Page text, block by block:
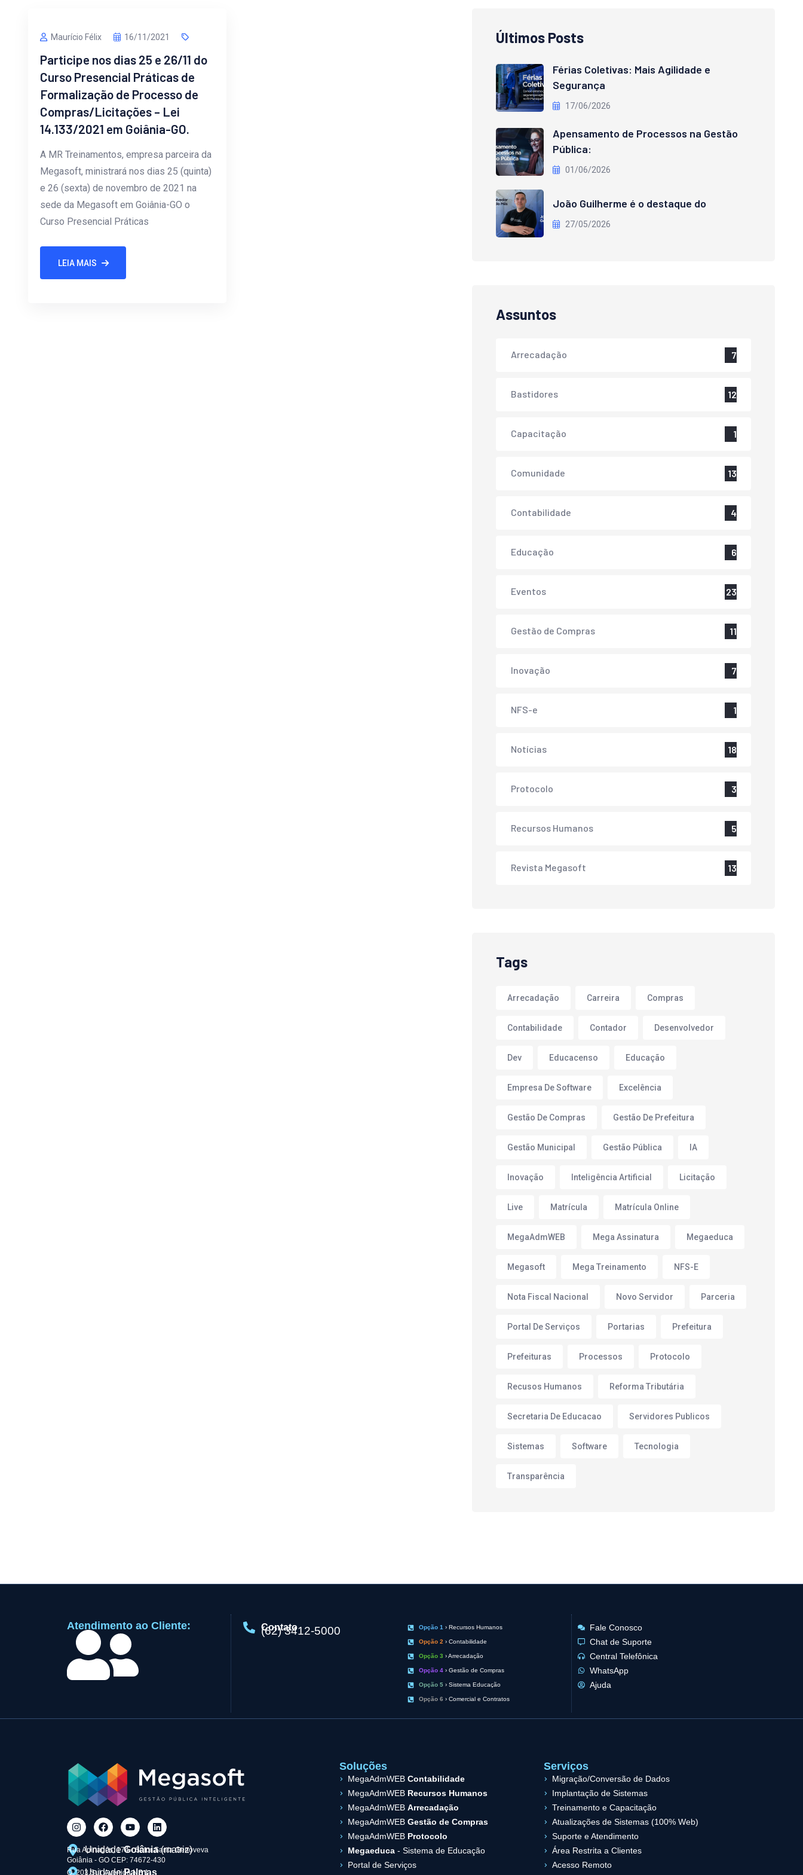
Maurício Félix 16/11/2021
Participe nos dias 25 e 26/11 do
Curso Presencial Práticas de
Formalização de Processo de
Compras/Licitações – Lei
14.133/2021 em Goiânia-GO.
A MR Treinamentos, empresa parceira da
Megasoft, ministrará nos dias 25 (quinta)
e 26 (sexta) de novembro de 2021 na
sede da Megasoft em Goiânia-GO o
Curso Presencial Práticas
LEIA MAIS
Últimos Posts
Férias Coletivas: Mais Agilidade e
Segurança
17/06/2026
Apensamento de Processos na Gestão
Pública:
01/06/2026
João Guilherme é o destaque do
27/05/2026
Assuntos
Arrecadação 7
Bastidores 12
Capacitação 1
Comunidade 13
Contabilidade 4
Educação 6
Eventos 23
Gestão de Compras 11
Inovação 7
NFS-e 1
Notícias 18
Protocolo 3
Recursos Humanos 5
Revista Megasoft 13
Tags
Arrecadação Carreira Compras
Contabilidade Contador Desenvolvedor
Dev Educacenso Educação
Empresa De Software Excelência
Gestão De Compras Gestão De Prefeitura
Gestão Municipal Gestão Pública IA
Inovação Inteligência Artificial Licitação
Live Matrícula Matrícula Online
MegaAdmWEB Mega Assinatura Megaeduca
Megasoft Mega Treinamento NFS-E
Nota Fiscal Nacional Novo Servidor Parceria
Portal De Serviços Portarias Prefeitura
Prefeituras Processos Protocolo
Recusos Humanos Reforma Tributária
Secretaria De Educacao Servidores Publicos
Sistemas Software Tecnologia
Transparência
Atendimento ao Cliente: Contato
(62) 3412-5000 Opção 1› Recursos Humanos
Opção 2› Contabilidade
Opção 3 › Arrecadação
Opção 4› Gestão de Compras
Opção 5› Sistema Educação
Opção 6 › Comercial e Contratos
Fale Conosco
Chat de Suporte
Central Telefônica
WhatsApp
Ajuda
UnidadeGoiânia(matriz)
Rua Apinagés, 174 - Setor Santa Genoveva
Goiânia - GO CEP: 74672-430
UnidadePalmas
Q. 203 Sul, Avenida NS 1
Soluções
MegaAdmWEB Contabilidade
MegaAdmWEB Recursos Humanos
MegaAdmWEB Arrecadação
MegaAdmWEB Gestão de Compras
MegaAdmWEB Protocolo
Megaeduca- Sistema de Educação
Portal de Serviços
Serviços
Migração/Conversão de Dados
Implantação de Sistemas
Treinamento e Capacitação
Atualizações de Sistemas (100% Web)
Suporte e Atendimento
Área Restrita a Clientes
Acesso Remoto